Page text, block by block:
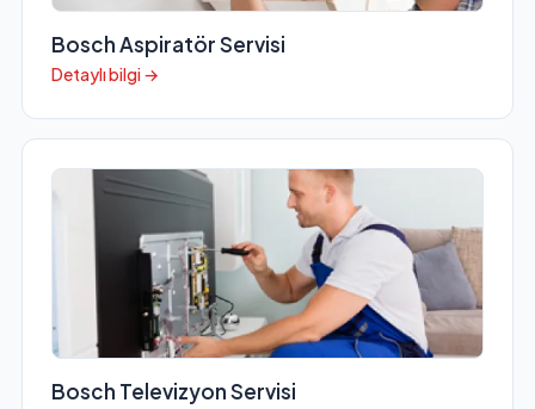
Bosch Aspiratör Servisi
Detaylı bilgi →
Bosch Televizyon Servisi